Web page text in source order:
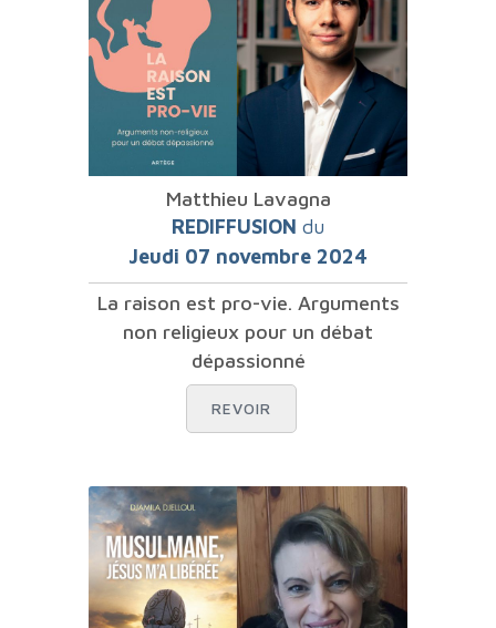
Matthieu Lavagna
REDIFFUSION du
Jeudi 07 novembre 2024
La raison est pro-vie. Arguments
non religieux pour un débat
dépassionné
REVOIR